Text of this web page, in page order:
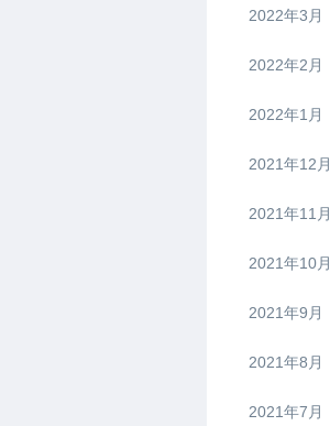
2022年3月
2022年2月
2022年1月
2021年12月
2021年11月
2021年10月
2021年9月
2021年8月
2021年7月